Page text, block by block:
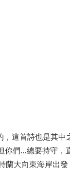
這首詩也是其中
你們…總要持守，
蘭大向東海岸出發